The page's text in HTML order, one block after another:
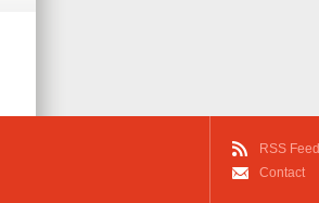
RSS Feed
Contact